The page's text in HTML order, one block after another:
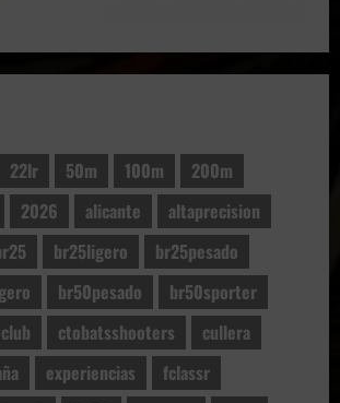
22lr 50m 100m
200m
2026 alicante
altaprecision
br25ligero
br25pesado
br50pesado
br50sporter
club ctobatsshooters
cullera
experiencias
fclassr